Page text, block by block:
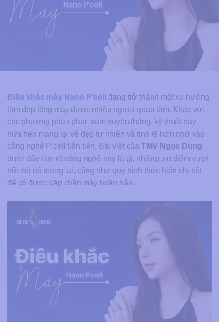
Điêu khắc mày Nano P’cell
đang trở thành một xu hướng
làm đẹp lông mày được nhiều người quan tâm. Khác với
các phương pháp phun xăm truyền thống, kỹ thuật này
hứa hẹn mang lại vẻ đẹp tự nhiên và tinh tế hơn nhờ vào
công nghệ P’cell tiên tiến. Bài viết của TMV Ngọc Dung
dưới đây làm rõ công nghệ này là gì, những ưu điểm vượt
trội mà nó mang lại, cũng như quy trình thực hiện chi tiết
để có được cặp chân mày hoàn hảo.